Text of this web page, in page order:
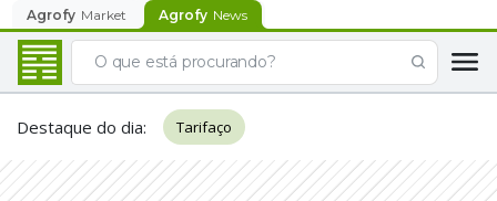
Agrofy Market Agrofy News
Destaque do dia: Tarifaço